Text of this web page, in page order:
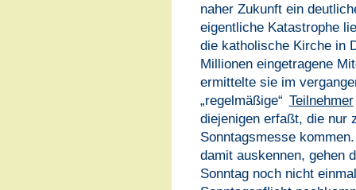
naher Zukunft ein
eigentliche Katastrophe
die katholische Kirche in
Millionen eingetragene
ermittelte sie im
„regelmäßige“ Teilnehmer
diejenigen erfaßt, die nur
Sonntagsmesse
damit auskennen, gehen
Sonntag noch nicht